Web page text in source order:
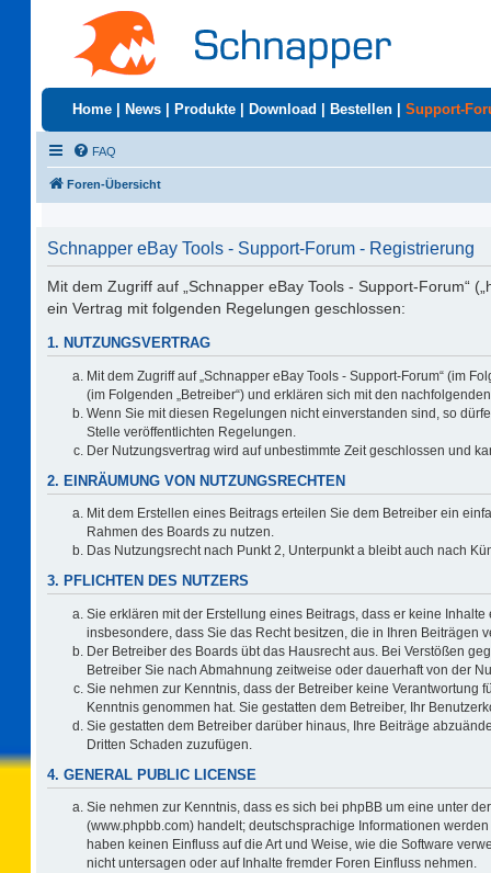
Home News Produkte Download Bestellen Support-
FAQ
Foren-Übersicht
Schnapper eBay Tools - Support-Forum - Registrierung
Mit dem Zugriff auf „Schnapper eBay Tools - Support-Forum“
ein Vertrag mit folgenden Regelungen geschlossen:
1. NUTZUNGSVERTRAG
Mit dem Zugriff auf „Schnapper eBay Tools - Support-Forum“ (im
(im Folgenden „Betreiber“) und erklären sich mit den
Wenn Sie mit diesen Regelungen nicht einverstanden sind, so
Stelle veröffentlichten Regelungen.
Der Nutzungsvertrag wird auf unbestimmte Zeit geschlossen und
2. EINRÄUMUNG VON NUTZUNGSRECHTEN
Mit dem Erstellen eines Beitrags erteilen Sie dem Betreiber ein
Rahmen des Boards zu nutzen.
Das Nutzungsrecht nach Punkt 2, Unterpunkt a bleibt auch nach
3. PFLICHTEN DES NUTZERS
Sie erklären mit der Erstellung eines Beitrags, dass er keine
insbesondere, dass Sie das Recht besitzen, die in Ihren Beiträgen
Der Betreiber des Boards übt das Hausrecht aus. Bei Verstößen
Betreiber Sie nach Abmahnung zeitweise oder dauerhaft von der
Sie nehmen zur Kenntnis, dass der Betreiber keine Verantwortung
Kenntnis genommen hat. Sie gestatten dem Betreiber, Ihr
Sie gestatten dem Betreiber darüber hinaus, Ihre Beiträge
Dritten Schaden zuzufügen.
4. GENERAL PUBLIC LICENSE
Sie nehmen zur Kenntnis, dass es sich bei phpBB um eine unter der
(www.phpbb.com) handelt; deutschsprachige Informationen
haben keinen Einfluss auf die Art und Weise, wie die Software
nicht untersagen oder auf Inhalte fremder Foren Einfluss nehmen.